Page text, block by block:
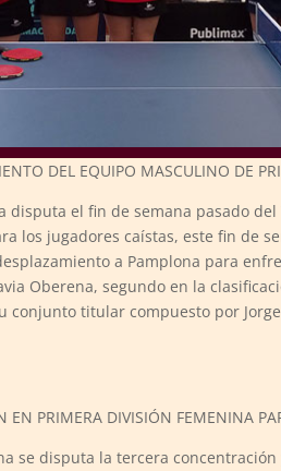
DEL EQUIPO MASCULINO DE
disputa el fin de semana pasado
los jugadores caístas, este fin de
a Pamplona para
Oberena, segundo en la
conjunto titular compuesto por
EN PRIMERA DIVISIÓN FEMENINA
se disputa la tercera